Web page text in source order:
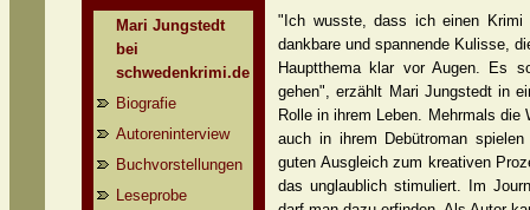
Mari Jungstedt
bei
schwedenkrimi.de
Biografie
Autoreninterview
Buchvorstellungen
Leseprobe
"Ich wusste, dass ich einen Krimi
dankbare und spannende Kulisse,
Hauptthema klar vor Augen. Es
gehen", erzählt Mari Jungstedt in
Rolle in ihrem Leben. Mehrmals
auch in ihrem Debütroman
guten Ausgleich zum kreativen
das unglaublich stimuliert. Im